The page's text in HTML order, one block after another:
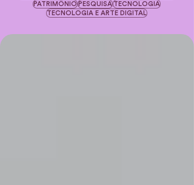
PATRIMÔNIOPESQUISATECNOLOGIA
TECNOLOGIA E ARTE DIGITAL